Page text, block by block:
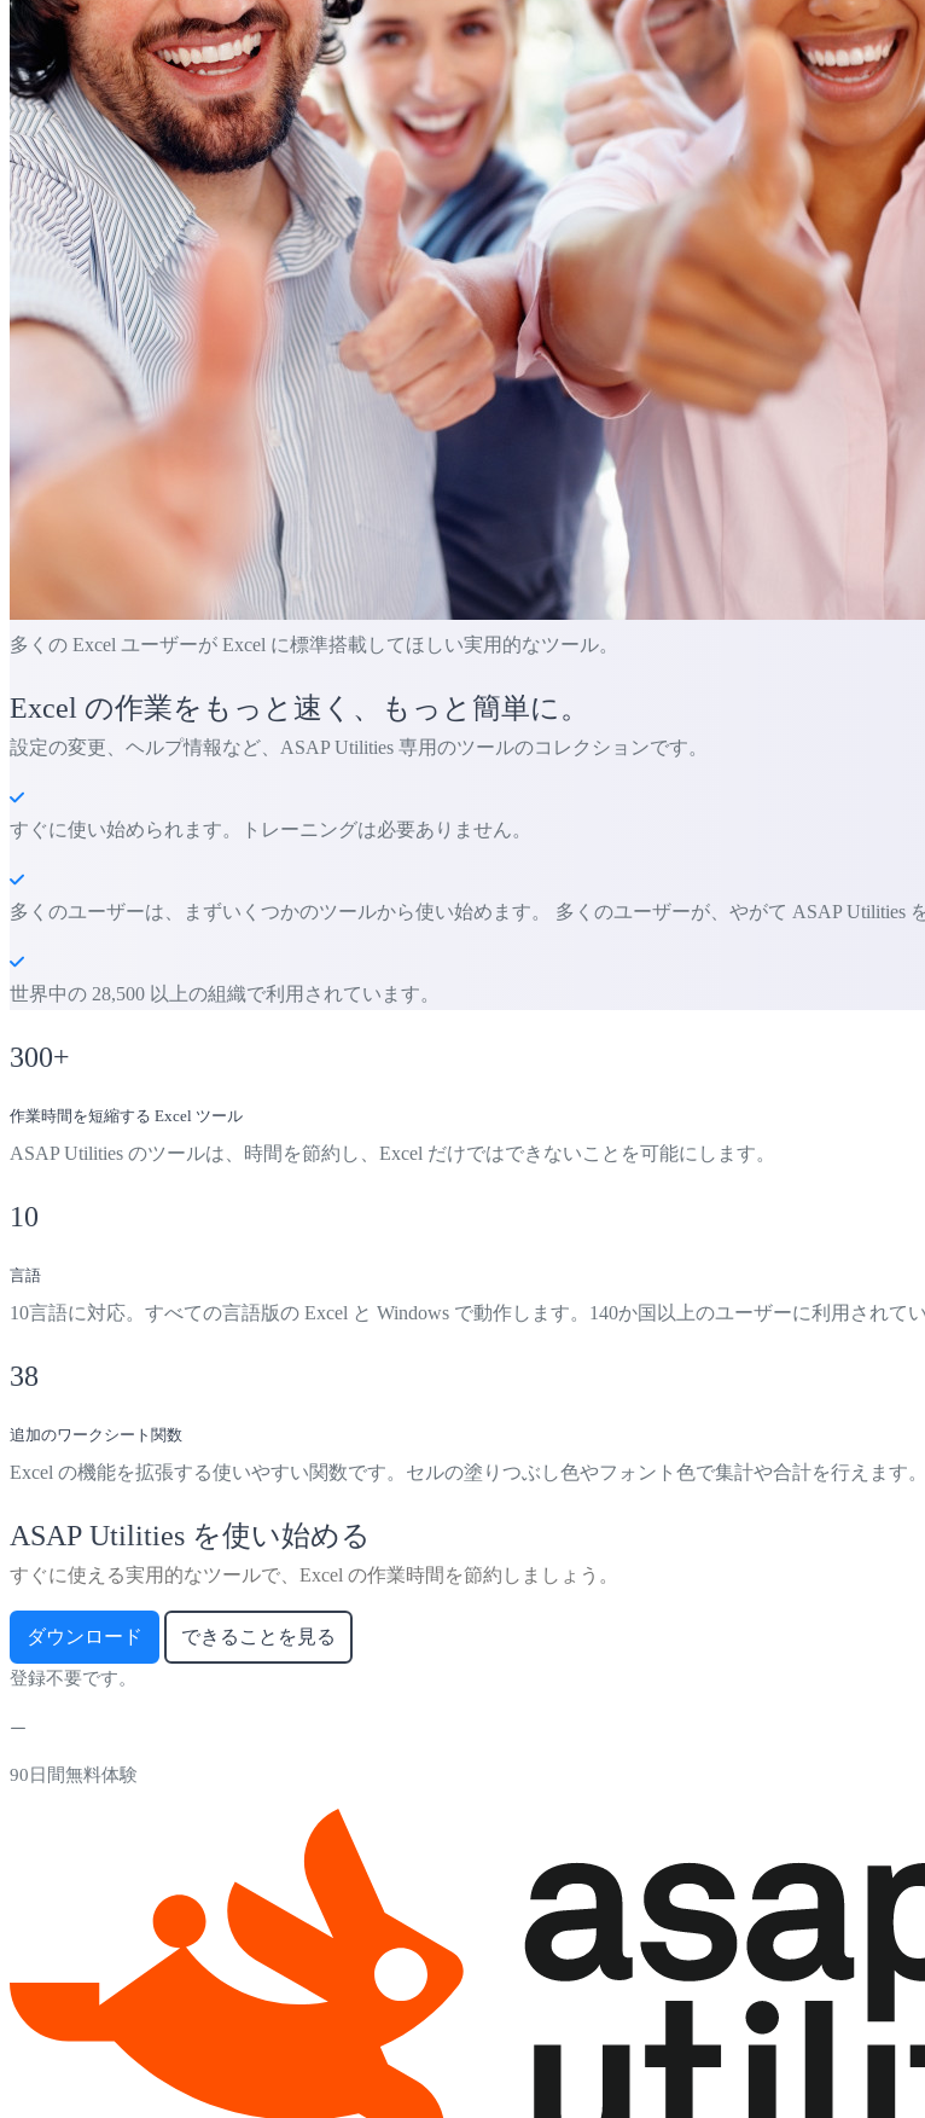
多くの Excel ユーザーが Excel に標準搭載してほしい実用的なツール。
Excel の作業をもっと速く、もっと簡単に。
設定の変更、ヘルプ情報など、ASAP Utilities 専用のツールのコレクションです。
すぐに使い始められます。トレーニングは必要ありません。
多くのユーザーは、まずいくつかのツールから使い始めます。 多くのユーザーが、やがて ASAP Utilities
世界中の 28,500 以上の組織で利用されています。
300+
作業時間を短縮する Excel ツール
ASAP Utilities のツールは、時間を節約し、Excel だけではできないことを可能にします。
10
言語
10言語に対応。すべての言語版の Excel と Windows で動作します。140か国以上のユーザーに利用されてい
38
追加のワークシート関数
Excel の機能を拡張する使いやすい関数です。セルの塗りつぶし色やフォント色で集計や合計を行えます。
ASAP Utilities を使い始める
すぐに使える実用的なツールで、Excel の作業時間を節約しましょう。
ダウンロード できることを見る
登録不要です。
90日間無料体験